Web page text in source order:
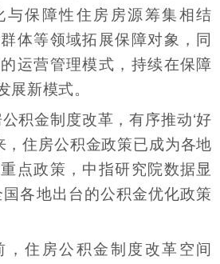
与保障性住房房源筹集相结
体等领域拓展保障对象，同
运营管理模式，持续在保障
展新模式。
积金制度改革，有序推动‘好
，住房公积金政策已成为各地
点政策，中指研究院数据显
各地出台的公积金优化政策
，住房公积金制度改革空间